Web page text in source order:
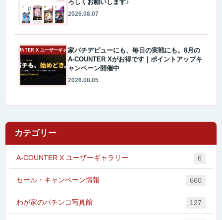
ろしくお願いします♪
2026.08.07
A-COUNTER X ユーザーギャラリー家パチデビューにも、毎日の実戦にも。8月の
A-COUNTER Xがお得です｜ポイントアップキ
ャンペーン開催中
2026.08.05
カテゴリー
A-COUNTER X ユーザーギャラリー 6
セール・キャンペーン情報 660
わが家のパチンコ写真館 127